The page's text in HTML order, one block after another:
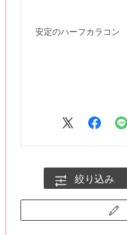
安定のハーフカラコン
絞り込み